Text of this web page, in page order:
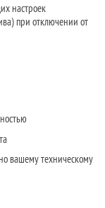
настроек
при отключении от
вашему техническому